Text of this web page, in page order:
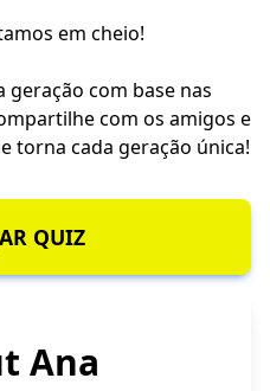
em cheio!
com base nas
com os amigos e
torna cada geração única!
QUIZ
Ana